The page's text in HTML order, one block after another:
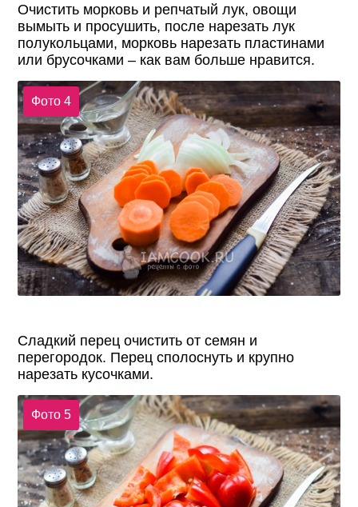
Очистить морковь и репчатый лук, овощи
вымыть и просушить, после нарезать лук
полукольцами, морковь нарезать пластинами
или брусочками – как вам больше нравится.
Фото 4
Сладкий перец очистить от семян и
перегородок. Перец сполоснуть и крупно
нарезать кусочками.
Фото 5